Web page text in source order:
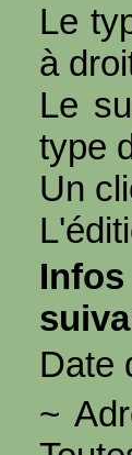
Le
à
Le
type
Un
Date
~